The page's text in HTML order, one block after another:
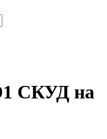
СКУД на